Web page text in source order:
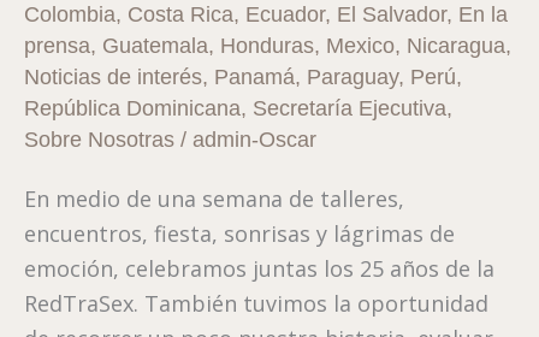
Colombia, Costa Rica, Ecuador, El Salvador, En la
prensa, Guatemala, Honduras, Mexico, Nicaragua,
Noticias de interés, Panamá, Paraguay, Perú,
República Dominicana, Secretaría Ejecutiva,
Sobre Nosotras / admin-Oscar
En medio de una semana de talleres,
encuentros, fiesta, sonrisas y lágrimas de
emoción, celebramos juntas los 25 años de la
RedTraSex. También tuvimos la oportunidad
años
al
grito
de
sexual
es
trabajo!